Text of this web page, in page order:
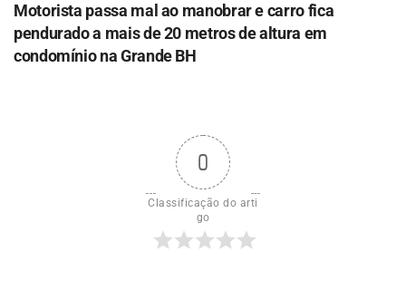
Motorista passa mal ao manobrar e carro fica
pendurado a mais de 20 metros de altura em
condomínio na Grande BH
0
Classificação do arti
go